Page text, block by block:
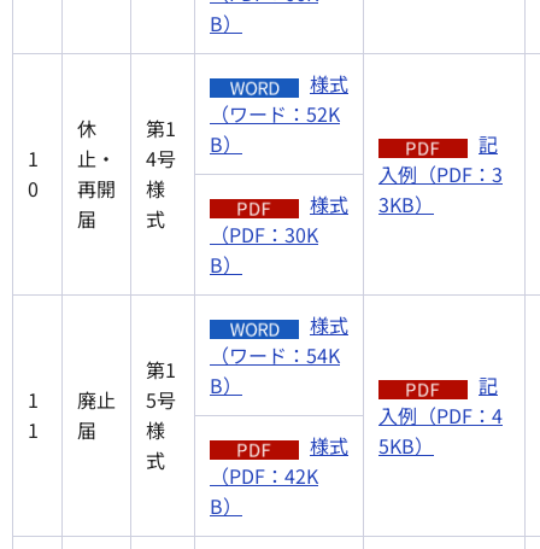
B）
1
0
休
止・
再開
届
第1
4号
様
式
様式
（ワード：52K
B）
記
入例（PDF：3
3KB）
様式
（PDF：30K
B）
1
1
廃止
届
第1
5号
様
式
様式
（ワード：54K
B）
記
入例（PDF：4
5KB）
様式
（PDF：42K
B）